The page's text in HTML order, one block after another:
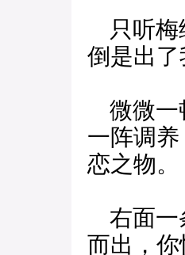
只听梅
倒是出
微微一
一阵调
恋之物。
右面一
而出，